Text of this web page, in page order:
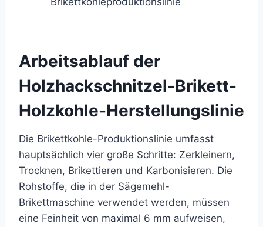
Arbeitsablauf der
Holzhackschnitzel-Brikett-
Holzkohle-Herstellungslinie
Die Brikettkohle-Produktionslinie umfasst
hauptsächlich vier große Schritte: Zerkleinern,
Trocknen, Brikettieren und Karbonisieren. Die
Rohstoffe, die in der Sägemehl-
Brikettmaschine verwendet werden, müssen
eine Feinheit von maximal 6 mm aufweisen,